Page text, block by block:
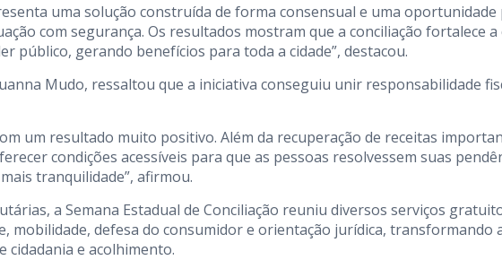
uma solução construída de forma consensual e uma oportunidade
com segurança. Os resultados mostram que a conciliação fortalece a
público, gerando benefícios para toda a cidade”, destacou.
Mudo, ressaltou que a iniciativa conseguiu unir responsabilidade
um resultado muito positivo. Além da recuperação de receitas
condições acessíveis para que as pessoas resolvessem suas
tranquilidade”, afirmou.
a Semana Estadual de Conciliação reuniu diversos serviços
mobilidade, defesa do consumidor e orientação jurídica, transformando
cidadania e acolhimento.